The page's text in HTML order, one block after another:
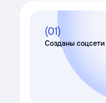
(01)
Созданы